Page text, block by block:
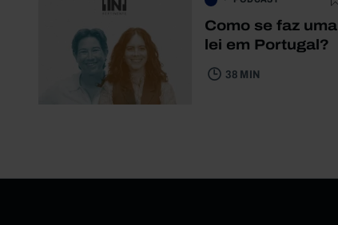
Como se faz uma
lei em Portugal?
38 MIN